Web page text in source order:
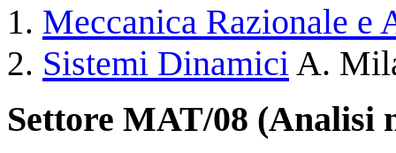
Meccanica Razionale e
Sistemi Dinamici A.
Settore MAT/08 (Analisi